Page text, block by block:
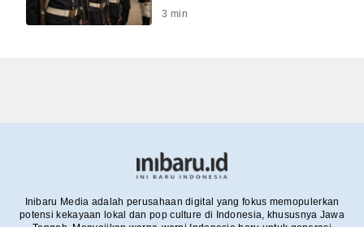
3 min
Inibaru Media adalah perusahaan digital yang fokus memopulerkan
potensi kekayaan lokal dan pop culture di Indonesia, khususnya Jawa